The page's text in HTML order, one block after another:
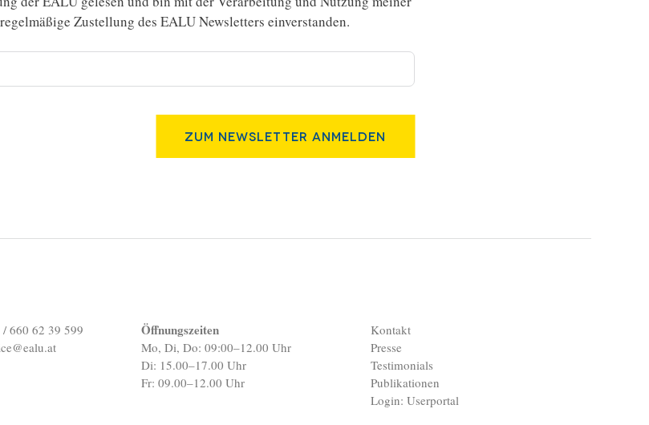
Zustellung des EALU Newsletters einverstanden.
Zum Newsletter Anmelden
660 62 39 599
Öffnungszeiten
Mo, Di, Do: 09:00–12.00 Uhr
Di: 15.00–17.00 Uhr
Fr: 09.00–12.00 Uhr
Kontakt
Presse
Testimonials
Publikationen
Login: Userportal